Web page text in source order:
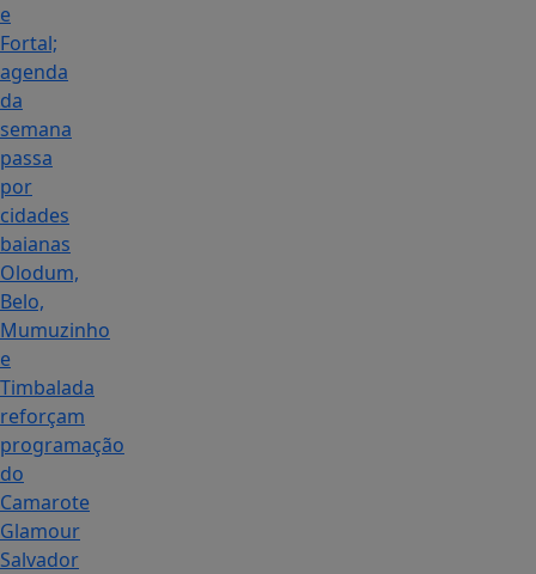
e
Fortal;
agenda
da
semana
passa
por
cidades
baianas
Olodum,
Belo,
Mumuzinho
e
Timbalada
reforçam
programação
do
Camarote
Glamour
Salvador